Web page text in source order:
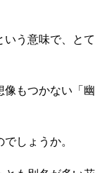
いう意味で、とて
像もつかない「幽
しょうか。